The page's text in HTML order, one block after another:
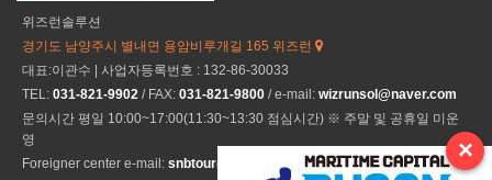
위즈런솔루션
경기도 남양주시 별내면 용암비루개길 165 위즈런
대표:이관수 | 사업자등록번호 : 132-86-30033
TEL: 031-821-9902 / FAX: 031-821-9800 / e-mail: wizrunsol@naver.com
문의시간 평일 10:00~17:00(11:30~13:30 점심시간) ※ 주말 및 공휴일 미운
영
Foreigner center e-mail: snbtour@naver.com ×